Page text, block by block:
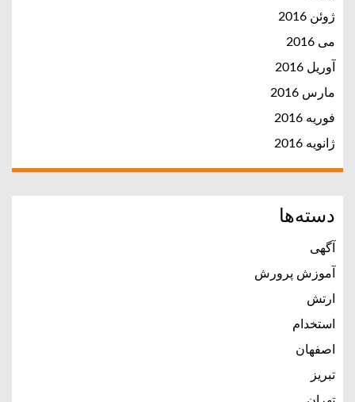
ژوئن 2016
می 2016
آوریل 2016
مارس 2016
فوریه 2016
ژانویه 2016
دسته‌ها
آگهی
آموزش پرورش
ارتش
استخدام
اصفهان
تبریز